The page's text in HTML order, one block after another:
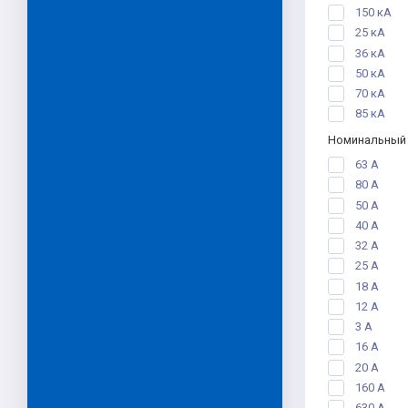
150 кА
25 кА
36 кА
50 кА
70 кА
85 кА
Номинальный
63 А
80 А
50 А
40 А
32 А
25 А
18 А
12 А
3 А
16 А
20 А
160 А